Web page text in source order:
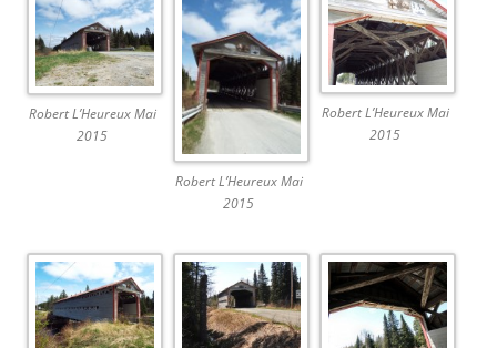
Robert L’Heureux Mai
2015
Robert L’Heureux Mai
2015
Robert L’Heureux Mai
2015